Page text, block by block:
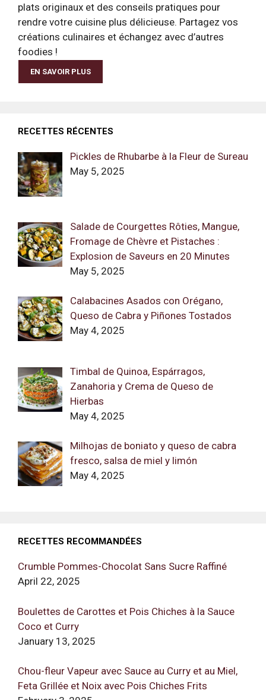
plats originaux et des conseils pratiques pour
rendre votre cuisine plus délicieuse. Partagez vos
créations culinaires et échangez avec d’autres
foodies !
EN SAVOIR PLUS
RECETTES RÉCENTES
Pickles de Rhubarbe à la Fleur de Sureau
May 5, 2025
Salade de Courgettes Rôties, Mangue,
Fromage de Chèvre et Pistaches :
Explosion de Saveurs en 20 Minutes
May 5, 2025
Calabacines Asados con Orégano,
Queso de Cabra y Piñones Tostados
May 4, 2025
Timbal de Quinoa, Espárragos,
Zanahoria y Crema de Queso de
Hierbas
May 4, 2025
Milhojas de boniato y queso de cabra
fresco, salsa de miel y limón
May 4, 2025
RECETTES RECOMMANDÉES
Crumble Pommes-Chocolat Sans Sucre Raffiné
April 22, 2025
Boulettes de Carottes et Pois Chiches à la Sauce
Coco et Curry
January 13, 2025
Chou-fleur Vapeur avec Sauce au Curry et au Miel,
Feta Grillée et Noix avec Pois Chiches Frits